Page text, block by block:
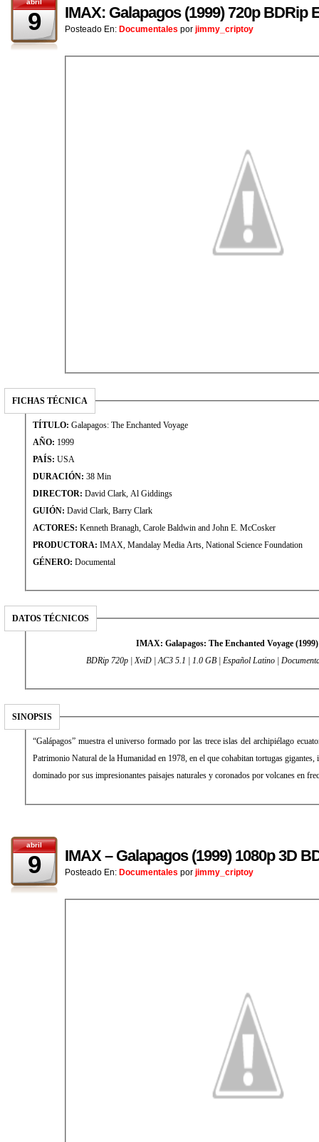
abril
9 IMAX: Galapagos (1999) 720p BDRip
Posteado En: Documentales por jimmy_criptoy
FICHAS TÉCNICA
TÍTULO: Galapagos: The Enchanted Voyage
AÑO: 1999
PAÍS: USA
DURACIÓN: 38 Min
DIRECTOR: David Clark, Al Giddings
GUIÓN: David Clark, Barry Clark
ACTORES: Kenneth Branagh, Carole Baldwin and John E. McCosker
PRODUCTORA: IMAX, Mandalay Media Arts, National Science Foundation
GÉNERO: Documental
DATOS TÉCNICOS
IMAX: Galapagos: The Enchanted Voyage
BDRip 720p | XviD | AC3 5.1 | 1.0 GB | Español Latino |
SINOPSIS
“Galápagos” muestra el universo formado por las trece islas del archipiélago
Patrimonio Natural de la Humanidad en 1978, en el que cohabitan tortugas
dominado por sus impresionantes paisajes naturales y coronados por volcanes en
abril
9 IMAX – Galapagos (1999) 1080p 3D
Posteado En: Documentales por jimmy_criptoy